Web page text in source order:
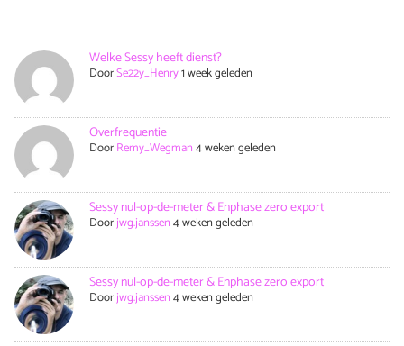
Welke Sessy heeft dienst?
DoorSe22y_Henry1 week geleden
Overfrequentie
DoorRemy_Wegman 4 weken geleden
Sessy nul-op-de-meter & Enphase zero export
Doorjwg.janssen 4 weken geleden
Sessy nul-op-de-meter & Enphase zero export
Doorjwg.janssen 4 weken geleden